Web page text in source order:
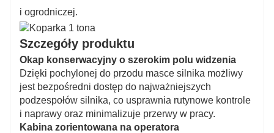
i ogrodniczej.
Szczegóły produktu
Okap konserwacyjny o szerokim polu widzenia
Dzięki pochylonej do przodu masce silnika możliwy
jest bezpośredni dostęp do najważniejszych
podzespołów silnika, co usprawnia rutynowe kontrole
i naprawy oraz minimalizuje przerwy w pracy.
Kabina zorientowana na operatora